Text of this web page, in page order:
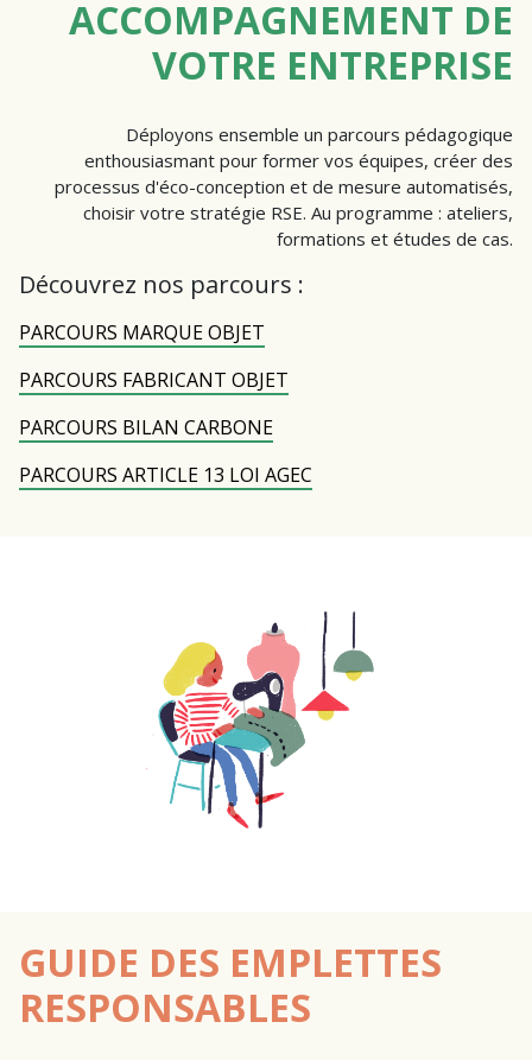
ACCOMPAGNEMENT DE
VOTRE ENTREPRISE
Déployons ensemble un parcours pédagogique
enthousiasmant pour former vos équipes, créer des
processus d'éco-conception et de mesure automatisés,
choisir votre stratégie RSE. Au programme : ateliers,
formations et études de cas.
Découvrez nos parcours :
PARCOURS MARQUE OBJET
PARCOURS FABRICANT OBJET
PARCOURS BILAN CARBONE
PARCOURS ARTICLE 13 LOI AGEC
GUIDE DES EMPLETTES
RESPONSABLES